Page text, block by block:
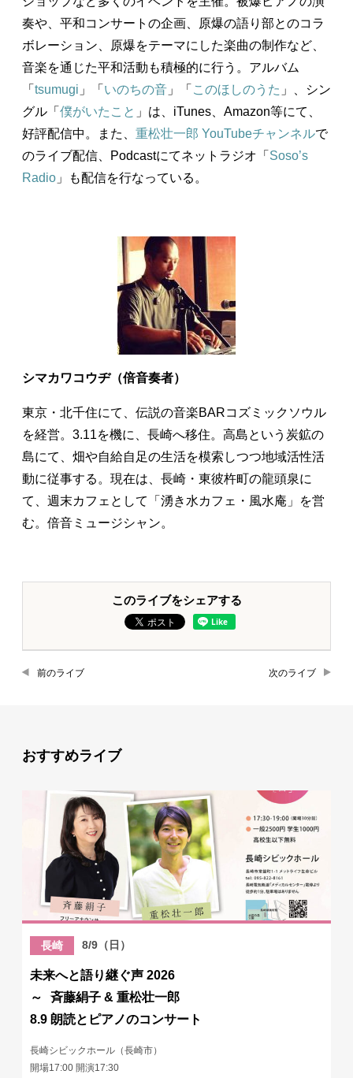
奏や、平和コンサートの企画、原爆の語り部とのコラ
ボレーション、原爆をテーマにした楽曲の制作など、
音楽を通じた平和活動も積極的に行う。アルバム
「 tsumugi 」「 いのちの音 」「 このほしのうた 」、シン
グル「 僕がいたこと 」は、iTunes、Amazon等にて、
好評配信中。また、 重松壮一郎 YouTubeチャンネルで
のライブ配信、Podcastにてネットラジオ「 Soso’s
Radio 」も配信を行なっている。
シマカワコウヂ（倍音奏者）
東京・北千住にて、伝説の音楽BARコズミックソウル
を経営。3.11を機に、長崎へ移住。高島という炭鉱の
島にて、畑や自給自足の生活を模索しつつ地域活性活
動に従事する。現在は、長崎・東彼杵町の龍頭泉に
て、週末カフェとして「湧き水カフェ・風水庵」を営
む。倍音ミュージシャン。
このライブをシェアする
前のライブ 次のライブ
おすすめライブ
長崎 8/9（日）
未来へと語り継ぐ声 2026
～ 斉藤絹子 & 重松壮一郎
8.9 朗読とピアノのコンサート
長崎シビックホール（長崎市）
開場17:00 開演17:30